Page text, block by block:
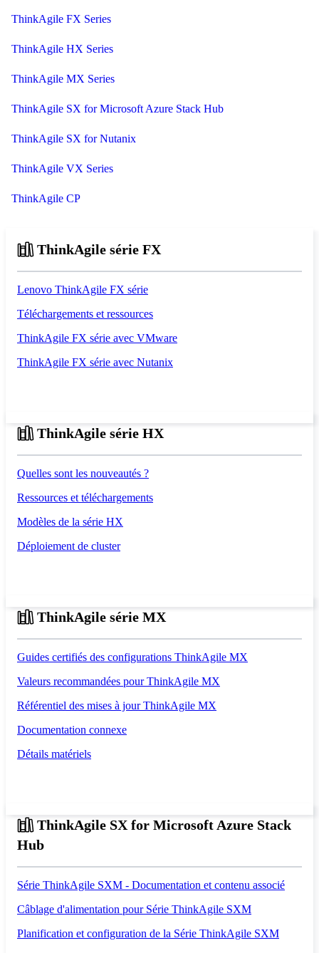
ThinkAgile FX Series
ThinkAgile HX Series
ThinkAgile MX Series
ThinkAgile SX for Microsoft Azure Stack Hub
ThinkAgile SX for Nutanix
ThinkAgile VX Series
ThinkAgile CP
ThinkAgile série FX
Lenovo ThinkAgile FX série
Téléchargements et ressources
ThinkAgile FX série avec VMware
ThinkAgile FX série avec Nutanix
ThinkAgile série HX
Quelles sont les nouveautés ?
Ressources et téléchargements
Modèles de la série HX
Déploiement de cluster
ThinkAgile série MX
Guides certifiés des configurations ThinkAgile MX
Valeurs recommandées pour ThinkAgile MX
Référentiel des mises à jour ThinkAgile MX
Documentation connexe
Détails matériels
ThinkAgile SX for Microsoft Azure Stack
Hub
Série ThinkAgile SXM - Documentation et contenu associé
Câblage d'alimentation pour Série ThinkAgile SXM
Planification et configuration de la Série ThinkAgile SXM